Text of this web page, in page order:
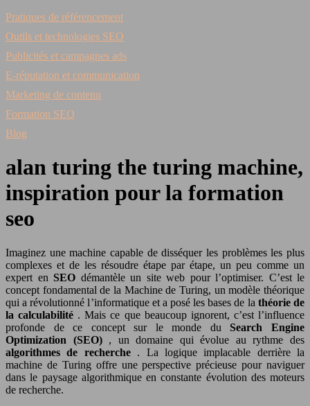
Pratiques de référencement
Outils et technologies SEO
Publicités et campagnes ads
E-réputation et communication
Marketing de contenu
Formation SEO
Blog
alan turing the turing machine,
inspiration pour la formation
seo
Imaginez une machine capable de disséquer les problèmes les plus
complexes et de les résoudre étape par étape, un peu comme un
expert en SEO démantèle un site web pour l’optimiser. C’est le
concept fondamental de la Machine de Turing, un modèle théorique
qui a révolutionné l’informatique et a posé les bases de la théorie de
la calculabilité . Mais ce que beaucoup ignorent, c’est l’influence
profonde de ce concept sur le monde duSearch Engine
Optimization (SEO) , un domaine qui évolue au rythme des
algorithmes de recherche . La logique implacable derrière la
machine de Turing offre une perspective précieuse pour naviguer
dans le paysage algorithmique en constante évolution des moteurs
de recherche.